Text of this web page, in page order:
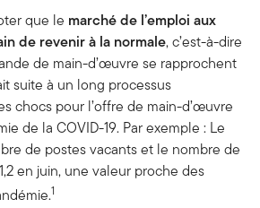
que le marché de l’emploi aux
de revenir à la normale, c’est-à-dire
de main-d’œuvre se rapprochent
suite à un long processus
chocs pour l’offre de main-d’œuvre
de la COVID-19. Par exemple : Le
de postes vacants et le nombre de
en juin, une valeur proche des
1